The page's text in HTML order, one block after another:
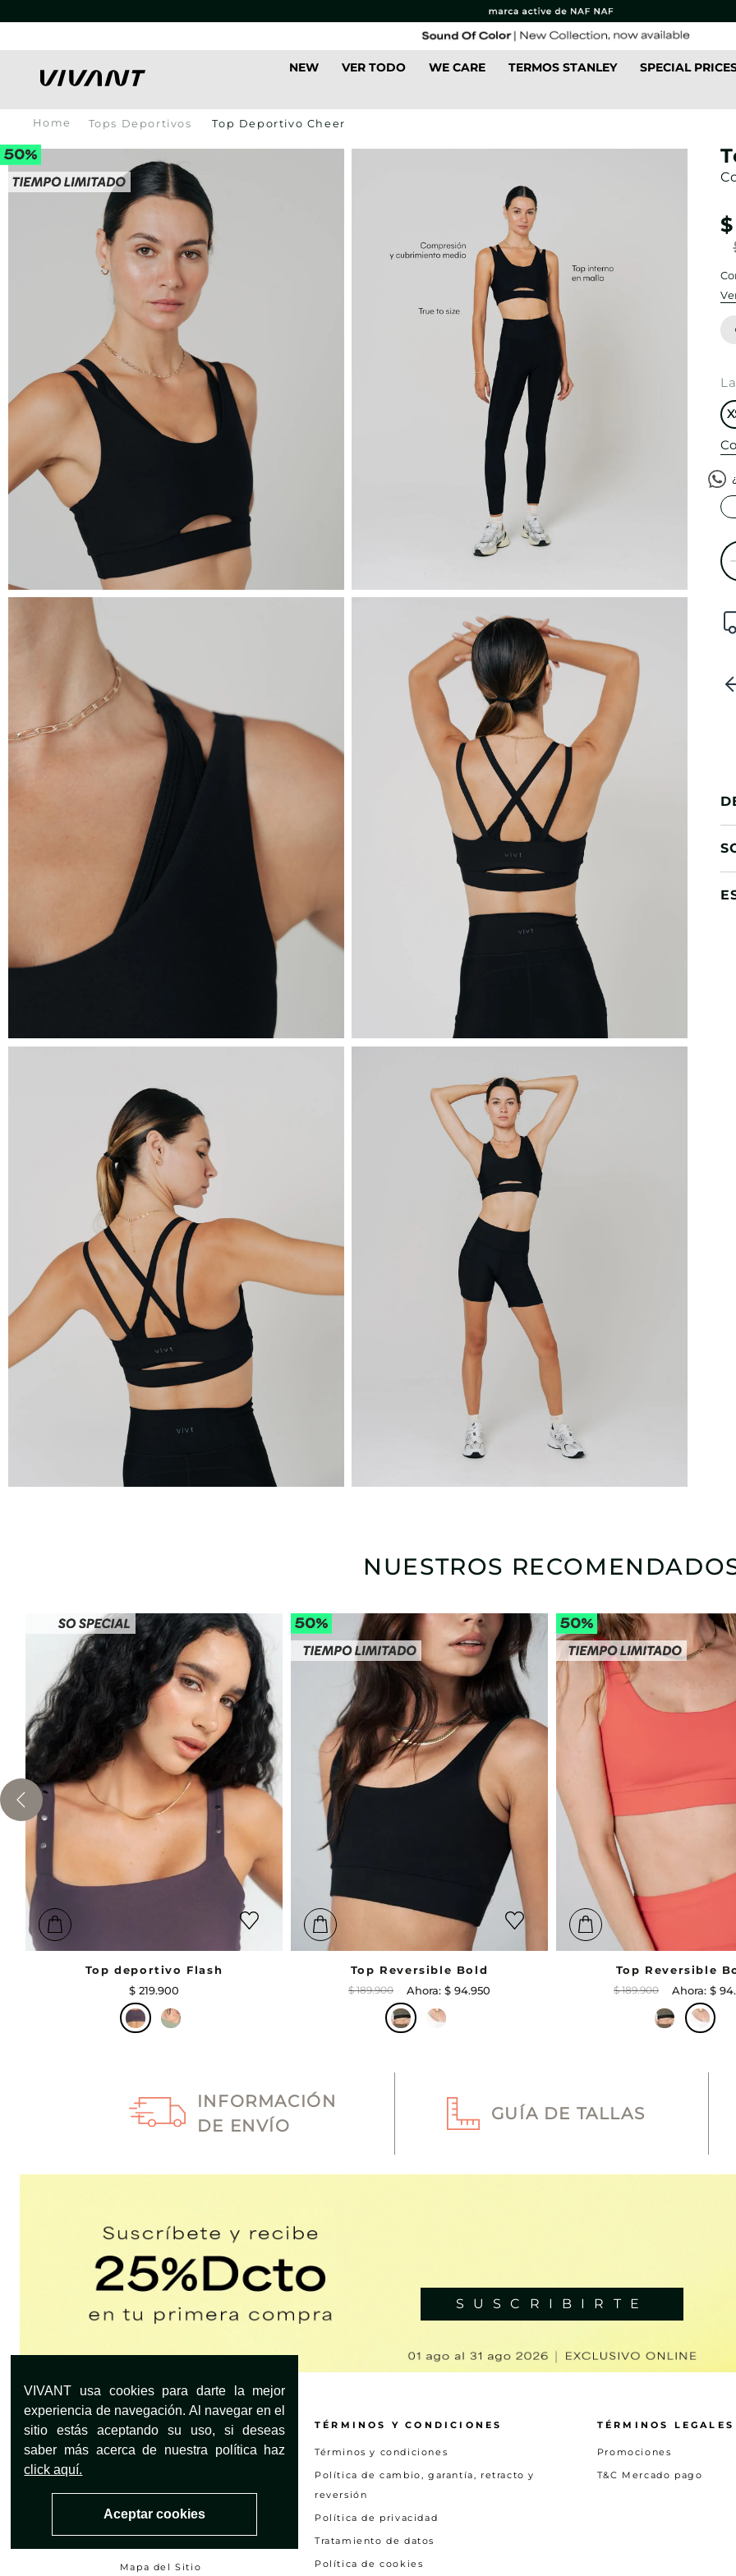
VIVANT usa cookies para darte la mejor
experiencia de navegación. Al navegar en el
sitio estás aceptando su uso, si deseas
saber más acerca de nuestra política haz
click aquí.
Aceptar cookies
NEW VER TODO WE CARE TERMOS STANLEY SPECIAL
Tops Deportivos Top Deportivo Cheer
$
NUESTROS
Top deportivo Flash
$ 219.900
Top Reversible Bold
$ 189.900 $ 94.950
Top Reversible
$ 189.900 $ 94.
INFORMACIÓN
DE ENVÍO
GUÍA DE TALLAS
SUSCRIBIRTE
¿NECESITAS AYUDA?
Servicio al Cliente
Otras solicitudes
Mapa del Sitio
TÉRMINOS Y CONDICIONES
Términos y condiciones
Política de cambio, garantía, retracto y
reversión
Política de privacidad
Tratamiento de datos
Política de cookies
TÉRMINOS LEGALES
Promociones
T&C Mercado pago